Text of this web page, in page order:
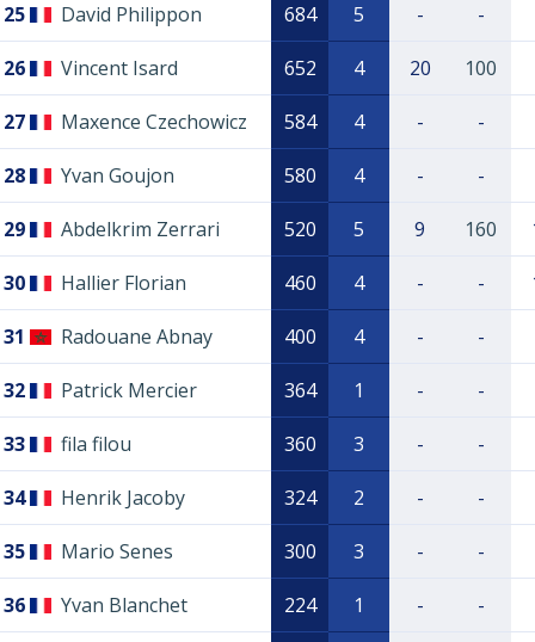
25 David Philippon 684 5 - -
26 Vincent Isard 652 4 20 100
27 Maxence Czechowicz 584 4 - -
28 Yvan Goujon 580 4 - -
29 Abdelkrim Zerrari 520 5 9 160
30 Hallier Florian 460 4 - -
31 Radouane Abnay 400 4 - -
32 Patrick Mercier 364 1 - -
33 fila filou 360 3 - -
34 Henrik Jacoby 324 2 - -
35 Mario Senes 300 3 - -
36 Yvan Blanchet 224 1 - -